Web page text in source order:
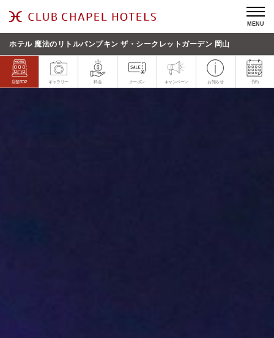
MENU
ホテル 魔法のリトルパンプキン ザ・シークレットガーデン 岡山
店舗TOP ギャラリー 料金 クーポン キャンペーン お知らせ 予約